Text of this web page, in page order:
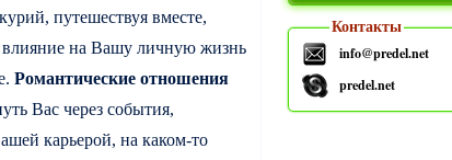
путешествуя вместе,
влияние на Вашу личную жизнь
Романтические отношения
Вас через события,
карьерой, на каком-то
Контакты
info@predel.net
predel.net